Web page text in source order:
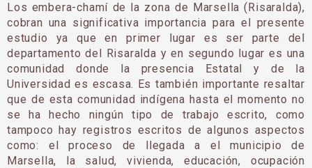
Los embera-chamí de la zona de Marsella (Risaralda),
cobran una significativa importancia para el presente
estudio ya que en primer lugar es ser parte del
departamento del Risaralda y en segundo lugar es una
comunidad donde la presencia Estatal y de la
Universidad es escasa. Es también importante resaltar
que de esta comunidad indígena hasta el momento no
se ha hecho ningún tipo de trabajo escrito, como
tampoco hay registros escritos de algunos aspectos
como: el proceso de llegada a el municipio de
Marsella, la salud, vivienda, educación, ocupación